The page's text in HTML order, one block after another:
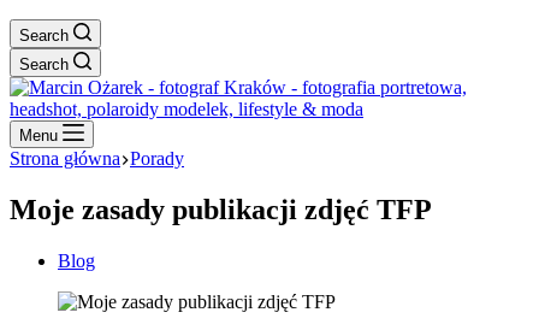
Search
Search
Menu
Strona główna Porady
Moje zasady publikacji zdjęć TFP
Blog